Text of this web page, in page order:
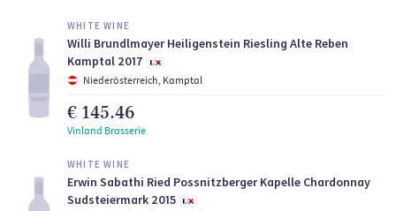
WHITE WINE
Willi Brundlmayer Heiligenstein Riesling Alte Reben
Kamptal 2017
Niederösterreich, Kamptal
€ 145.46
Vinland Brasserie
WHITE WINE
Erwin Sabathi Ried Possnitzberger Kapelle Chardonnay
Sudsteiermark 2015